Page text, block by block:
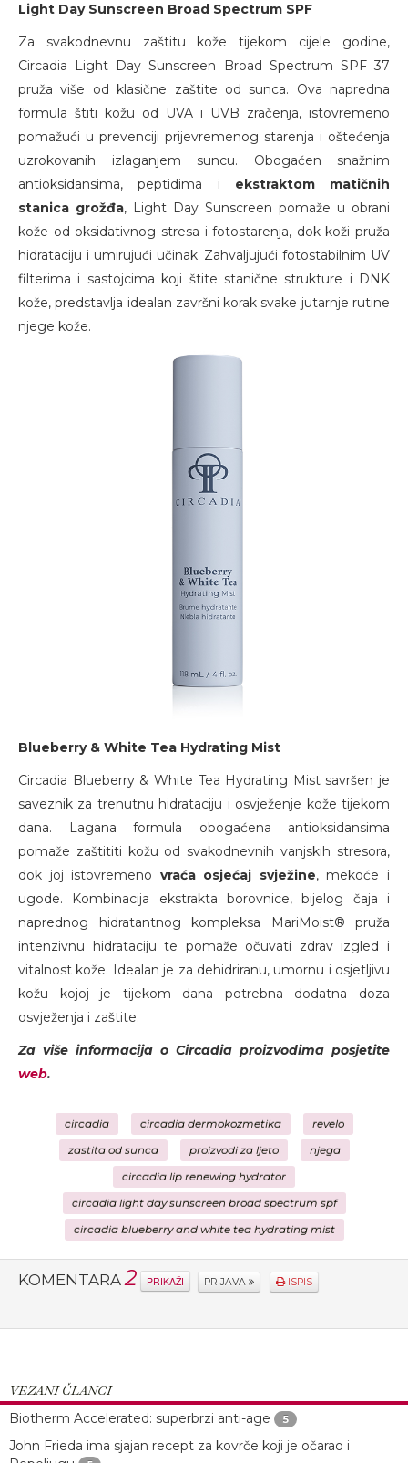
Light Day Sunscreen Broad Spectrum SPF
Za svakodnevnu zaštitu kože tijekom cijele godine,
Circadia Light Day Sunscreen Broad Spectrum SPF 37
pruža više od klasične zaštite od sunca. Ova napredna
formula štiti kožu od UVA i UVB zračenja, istovremeno
pomažući u prevenciji prijevremenog starenja i oštećenja
uzrokovanih izlaganjem suncu. Obogaćen snažnim
antioksidansima, peptidima i ekstraktom matičnih
stanica grožđa, Light Day Sunscreen pomaže u obrani
kože od oksidativnog stresa i fotostarenja, dok koži pruža
hidrataciju i umirujući učinak. Zahvaljujući fotostabilnim UV
filterima i sastojcima koji štite stanične strukture i DNK
kože, predstavlja idealan završni korak svake jutarnje rutine
njege kože.
Blueberry & White Tea Hydrating Mist
Circadia Blueberry & White Tea Hydrating Mist savršen je
saveznik za trenutnu hidrataciju i osvježenje kože tijekom
dana. Lagana formula obogaćena antioksidansima
pomaže zaštititi kožu od svakodnevnih vanjskih stresora,
dok joj istovremeno vraća osjećaj svježine, mekoće i
ugode. Kombinacija ekstrakta borovnice, bijelog čaja i
naprednog hidratantnog kompleksa MariMoist® pruža
intenzivnu hidrataciju te pomaže očuvati zdrav izgled i
vitalnost kože. Idealan je za dehidriranu, umornu i osjetljivu
kožu kojoj je tijekom dana potrebna dodatna doza
osvježenja i zaštite.
Za više informacija o Circadia proizvodima posjetite
web.
circadia circadia dermokozmetika revelo
zastita od sunca proizvodi za ljeto njega
circadia lip renewing hydrator
circadia light day sunscreen broad spectrum spf
circadia blueberry and white tea hydrating mist
KOMENTARA2 PRIKAŽI PRIJAVA ISPIS
VEZANI ČLANCI
Biotherm Accelerated: superbrzi anti-age
5
John Frieda ima sjajan recept za kovrče koji je očarao i